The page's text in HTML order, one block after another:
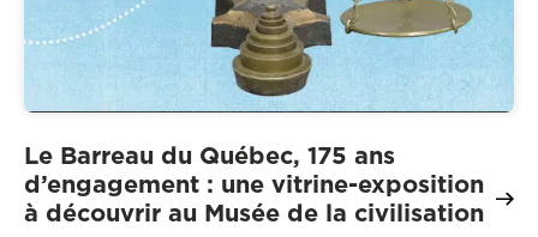
Le Barreau du Québec, 175 ans
d’engagement : une vitrine-exposition
à découvrir au Musée de la civilisation